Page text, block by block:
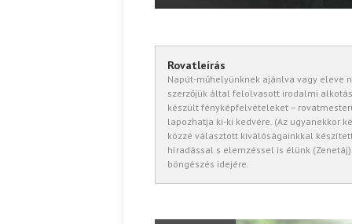
Rovatleírás
Napút-műhelyünknek ajánlva vagy eleve
szerzőjük által felolvasott irodalmi
készült fényképfelvételeket –
lapozhatja ki-ki kedvére. (Az ugyanekkor
közzé választott kiválóságainkkal
híradással s elemzéssel is élünk
böngészés idejére.